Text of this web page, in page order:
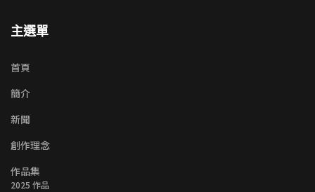
主選單
首頁
簡介
新聞
創作理念
作品集
2025 作品